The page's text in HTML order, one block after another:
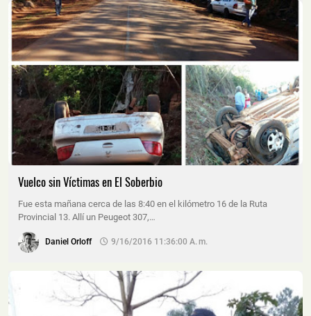
Vuelco sin Víctimas en El Soberbio
Fue esta mañana cerca de las 8:40 en el kilómetro 16 de la Ruta
Provincial 13. Allí un Peugeot 307,…
Daniel Orloff 9/16/2016 11:36:00 A. M.